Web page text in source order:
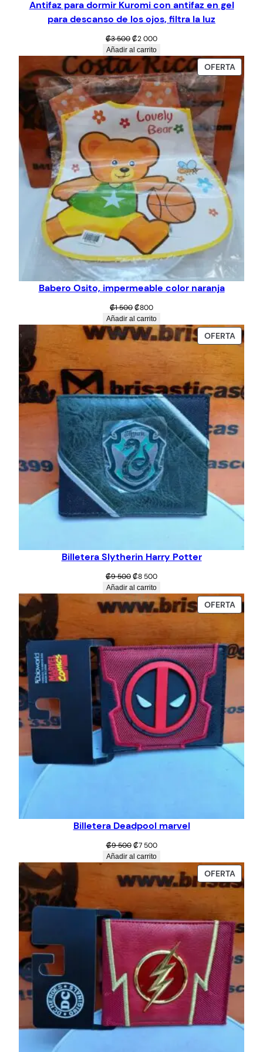
a
Antifaz para dormir Kuromi con antifaz en gel
para descanso de los ojos, filtra la luz
₡3 500El
precio
original
era:
₡3
500.
₡2 000El
actual
es:
₡2
000.
Añadir al carrito
OFERTA
EN
Babero Osito, impermeable color naranja
₡1 500El
precio
original
era:
500.
₡800El
precio
actual
es:
₡800.
Añadir al carrito
OFERTA
EN
Billetera Slytherin Harry Potter
₡9 500El
precio
original
era:
₡9
₡8 500El
actual
es:
500.
Añadir al carrito
OFERTA
EN
Billetera Deadpool marvel
₡9 500 El
precio
original
era:
₡9
₡7 500El
precio
es:
₡7
Añadir al carrito
OFERTA
EN